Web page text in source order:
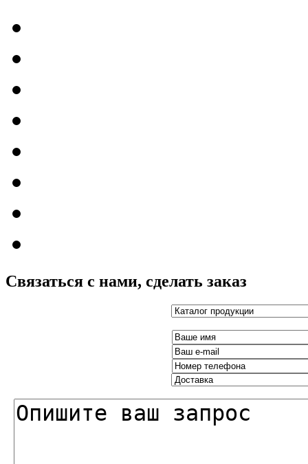
Связаться с нами, сделать заказ